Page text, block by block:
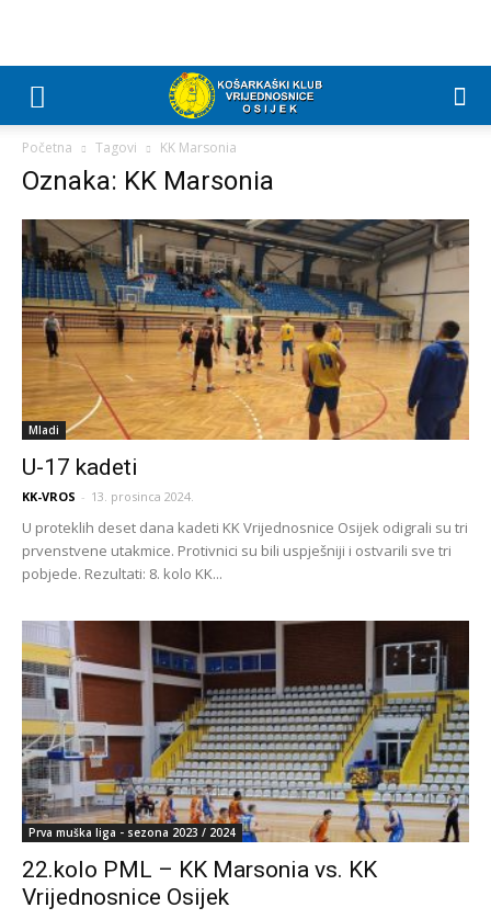
Početna Tagovi KK Marsonia
Oznaka: KK Marsonia
Mladi
U-17 kadeti
KK-VROS - 13. prosinca 2024.
U proteklih deset dana kadeti KK Vrijednosnice Osijek odigrali su tri
prvenstvene utakmice. Protivnici su bili uspješniji i ostvarili sve tri
pobjede. Rezultati: 8. kolo KK...
Prva muška liga - sezona 2023 / 2024
22.kolo PML – KK Marsonia vs. KK
Vrijednosnice Osijek